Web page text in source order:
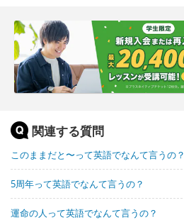
関連する質問
このままだと〜って英語でなんて言うの？
5周年って英語でなんて言うの？
運命の人って英語でなんて言うの？